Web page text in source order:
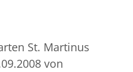
St. Martinus
von